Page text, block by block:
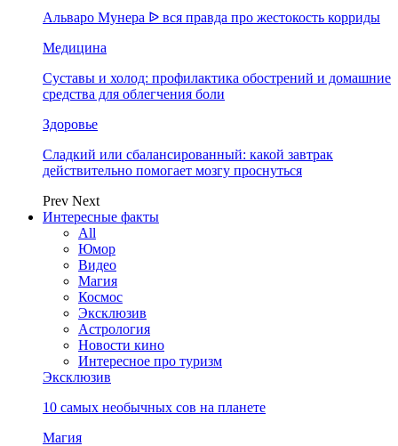
Альваро Мунера ᐉ вся правда про жестокость корриды
Медицина
Суставы и холод: профилактика обострений и домашние
средства для облегчения боли
Здоровье
Сладкий или сбалансированный: какой завтрак
действительно помогает мозгу проснуться
Prev Next
Интересные факты
All
Юмор
Видео
Магия
Космос
Эксклюзив
Астрология
Новости кино
Интересное про туризм
Эксклюзив
10 самых необычных сов на планете
Магия